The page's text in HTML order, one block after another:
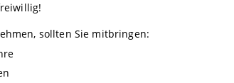
sollten Sie mitbringen: